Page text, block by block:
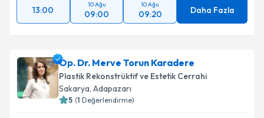
13:00
10 Ağu
09:00
10 Ağu
09:20 Daha Fazla
Op. Dr. Merve Torun Karadere
Plastik Rekonstrüktif ve Estetik Cerrahi
Sakarya, Adapazarı
5 (1 Değerlendirme)